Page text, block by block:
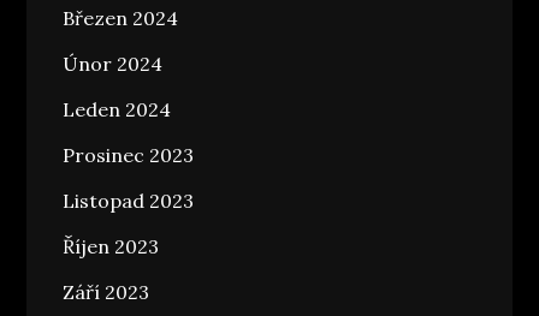
Březen 2024
Únor 2024
Leden 2024
Prosinec 2023
Listopad 2023
Říjen 2023
Září 2023